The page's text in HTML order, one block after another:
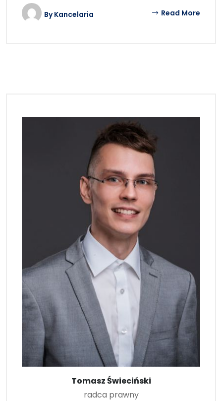
ByKancelaria Read More
Tomasz Świeciński
radca prawny